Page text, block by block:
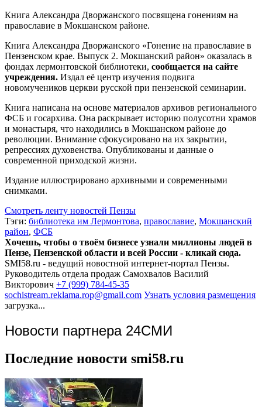
Книга Александра Дворжанского посвящена гонениям на
православие в Мокшанском районе.
Книга Александра Дворжанского «Гонение на православие в
Пензенском крае. Выпуск 2. Мокшанский район» оказалась в
фондах лермонтовской библиотеки, сообщается на сайте
учреждения. Издал её центр изучения подвига
новомучеников церкви русской при пензенской семинарии.
Книга написана на основе материалов архивов регионального
ФСБ и госархива. Она раскрывает историю полусотни храмов
и монастыря, что находились в Мокшанском районе до
революции. Внимание сфокусировано на их закрытии,
репрессиях духовенства. Опубликованы и данные о
современной приходской жизни.
Издание иллюстрировано архивными и современными
снимками.
Смотреть ленту новостей Пензы
Тэги: библиотека им Лермонтова, православие, Мокшанский
район, ФСБ
Хочешь, чтобы о твоём бизнесе узнали миллионы людей в
Пензе, Пензенской области и всей России - кликай сюда.
SMI58.ru - ведущий новостной интернет-портал Пензы.
Руководитель отдела продаж Самохвалов Василий
Викторович +7 (999) 784-45-35
sochistream.reklama.rop@gmail.com Узнать условия размещения
загрузка...
Новости партнера 24СМИ
Последние новости smi58.ru